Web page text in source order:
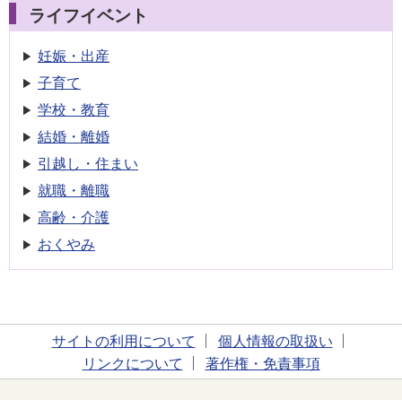
ライフイベント
妊娠・出産
子育て
学校・教育
結婚・離婚
引越し・住まい
就職・離職
高齢・介護
おくやみ
サイトの利用について
個人情報の取扱い
リンクについて
著作権・免責事項